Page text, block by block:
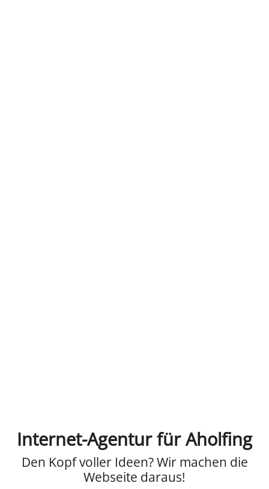
Internet-Agentur für Aholfing
Den Kopf voller Ideen? Wir machen die
Webseite daraus!